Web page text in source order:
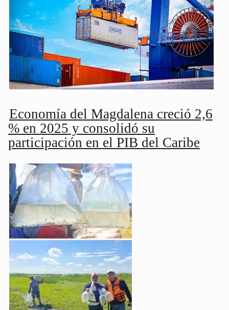
Economía del Magdalena creció 2,6
% en 2025 y consolidó su
participación en el PIB del Caribe